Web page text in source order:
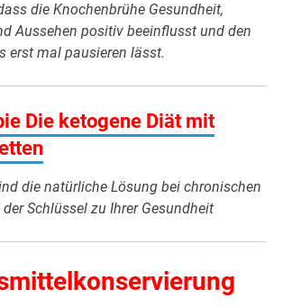
die Knochenbrühe Gesundheit,
Aussehen positiv beeinflusst und den
erst mal pausieren lässt.
Die ketogene Diät mit
die natürliche Lösung bei chronischen
Schlüssel zu Ihrer Gesundheit